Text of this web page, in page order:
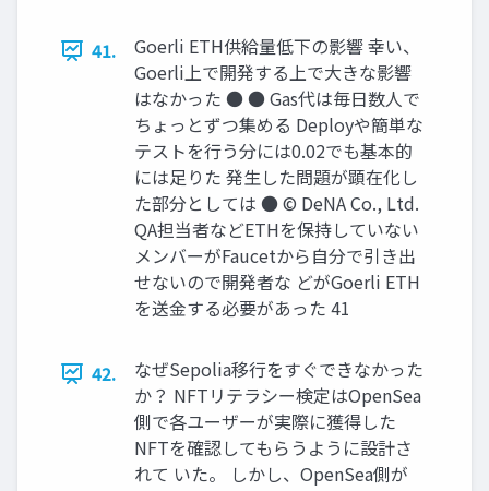
41.
Goerli ETH供給量低下の影響 幸い、
Goerli上で開発する上で⼤きな影響
はなかった ● ● Gas代は毎⽇数⼈で
ちょっとずつ集める Deployや簡単な
テストを⾏う分には0.02でも基本的
には⾜りた 発⽣した問題が顕在化し
た部分としては ● © DeNA Co., Ltd.
QA担当者などETHを保持していない
メンバーがFaucetから⾃分で引き出
せないので開発者な どがGoerli ETH
を送⾦する必要があった 41
42.
なぜSepolia移⾏をすぐできなかった
か？ NFTリテラシー検定はOpenSea
側で各ユーザーが実際に獲得した
NFTを確認してもらうように設計さ
れて いた。 しかし、OpenSea側が